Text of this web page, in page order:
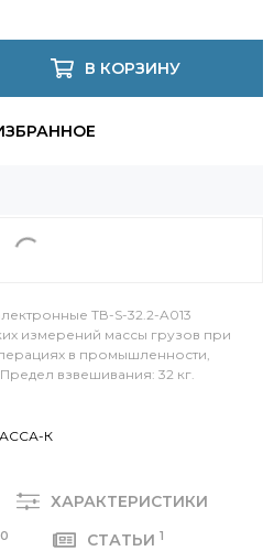
В КОРЗИНУ
ТВ-S-32.2-A013
измерений массы грузов при
в промышленности,
взвешивания: 32 кг.
К
ХАРАКТЕРИСТИКИ
0 СТАТЬИ 1